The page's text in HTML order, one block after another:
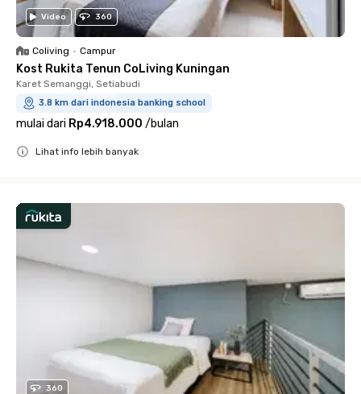
Video 360
Coliving • Campur
Kost Rukita Tenun CoLiving Kuningan
Karet Semanggi, Setiabudi
3.8 km dari indonesia banking school
mulai dari Rp4.918.000 /bulan
Lihat info lebih banyak
360